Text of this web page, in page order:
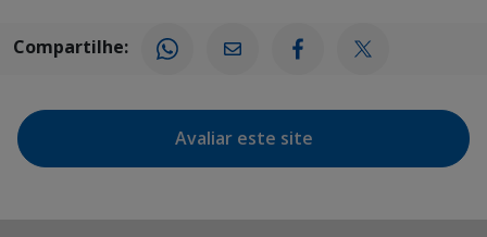
Compartilhe:
Avaliar este site